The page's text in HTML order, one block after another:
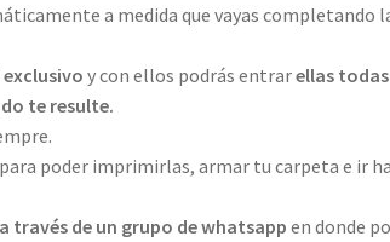
a medida que vayas completando
exclusivoy con ellos podrás entrarellas
te resulte.
poder imprimirlas, armar tu carpeta e ir
a través de un grupo de whatsappen donde